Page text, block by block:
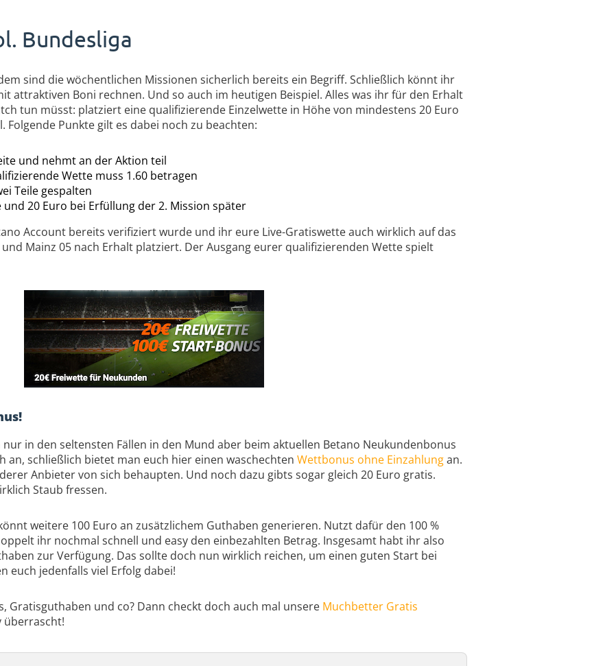
Bundesliga
sind die wöchentlichen Missionen sicherlich bereits ein Begriff. Schließlich könnt ihr
attraktiven Boni rechnen. Und so auch im heutigen Beispiel. Alles was ihr für den Erhalt
tun müsst: platziert eine qualifizierende Einzelwette in Höhe von mindestens 20 Euro
Folgende Punkte gilt es dabei noch zu beachten:
und nehmt an der Aktion teil
Wette muss 1.60 betragen
Teile gespalten
20 Euro bei Erfüllung der 2. Mission später
Account bereits verifiziert wurde und ihr eure Live-Gratiswette auch wirklich auf das
Mainz 05 nach Erhalt platziert. Der Ausgang eurer qualifizierenden Wette spielt
in den seltensten Fällen in den Mund aber beim aktuellen Betano Neukundenbonus
an, schließlich bietet man euch hier einen waschechten Wettbonus ohne Einzahlungan.
Anbieter von sich behaupten. Und noch dazu gibts sogar gleich 20 Euro gratis.
Staub fressen.
weitere 100 Euro an zusätzlichem Guthaben generieren. Nutzt dafür den 100 %
ihr nochmal schnell und easy den einbezahlten Betrag. Insgesamt habt ihr also
zur Verfügung. Das sollte doch nun wirklich reichen, um einen guten Start bei
euch jedenfalls viel Erfolg dabei!
Gratisguthaben und co? Dann checkt doch auch mal unsere Muchbetter Gratis
überrascht!